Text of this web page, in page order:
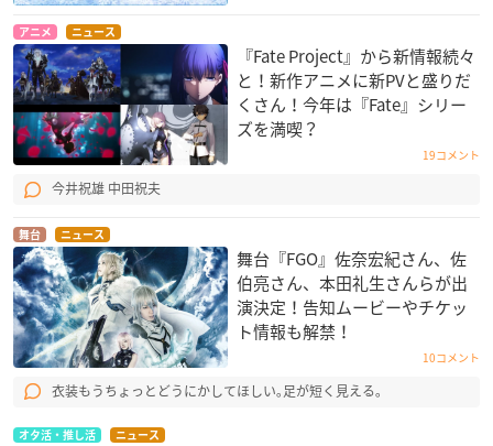
アニメ ニュース
『Fate Project』から新情報続々
と！新作アニメに新PVと盛りだ
くさん！今年は『Fate』シリー
ズを満喫？
19コメント
今井祝雄 中田祝夫
舞台 ニュース
舞台『FGO』佐奈宏紀さん、佐
伯亮さん、本田礼生さんらが出
演決定！告知ムービーやチケッ
ト情報も解禁！
10コメント
衣装もうちょっとどうにかしてほしい｡足が短く見える｡
オタ活・推し活 ニュース